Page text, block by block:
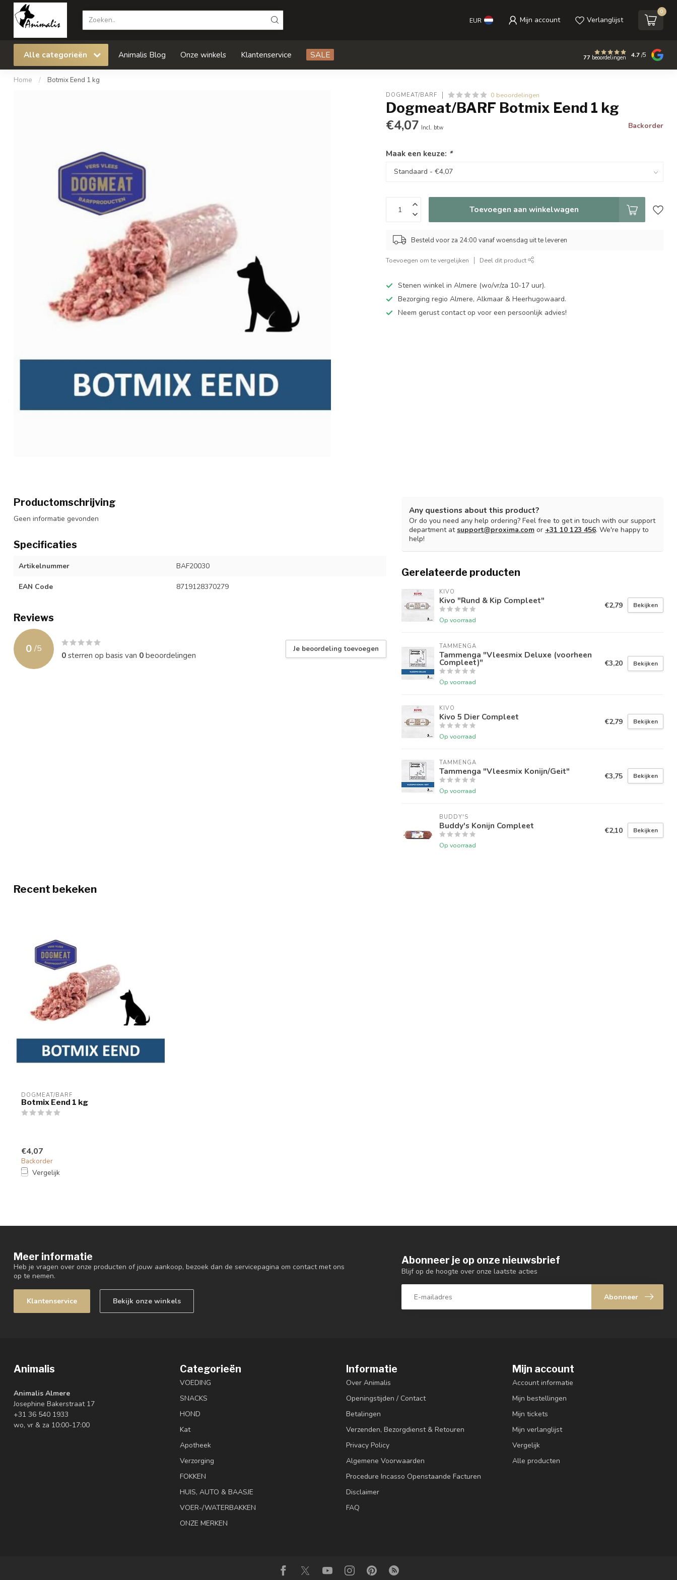
EUR Mijn account Verlanglijst
0
Alle categorieën Animalis Blog Onze winkels Klantenservice SALE 77 beoordelingen 4.7/5
Home / Botmix Eend 1 kg
DOGMEAT/BARF 0 beoordelingen
Dogmeat/BARF Botmix Eend 1 kg
€4,07 Incl. btw Backorder
Maak een keuze: *
Toevoegen aan winkelwagen
Besteld voor za 24:00 vanaf woensdag uit te leveren
Toevoegen om te vergelijken Deel dit product
Stenen winkel in Almere (wo/vr/za 10-17 uur).
Bezorging regio Almere, Alkmaar & Heerhugowaard.
Neem gerust contact op voor een persoonlijk advies!
Productomschrijving
Geen informatie gevonden
Specificaties
Artikelnummer BAF20030
EAN Code 8719128370279
Reviews
0 /5
0sterren op basis van 0beoordelingen
Je beoordeling toevoegen
Any questions about this product?
Or do you need any help ordering? Feel free to get in touch with our support
department atsupport@proxima.com or +31 10 123 456. We're happy to
help!
Gerelateerde producten
KIVO
Kivo "Rund & Kip Compleet"
Op voorraad
€2,79 Bekijken
TAMMENGA
Tammenga "Vleesmix Deluxe (voorheen
Compleet)"
Op voorraad
€3,20 Bekijken
KIVO
Kivo 5 Dier Compleet
Op voorraad
€2,79 Bekijken
TAMMENGA
Tammenga "Vleesmix Konijn/Geit"
Op voorraad
€3,75 Bekijken
BUDDY'S
Buddy's Konijn Compleet
Op voorraad
€2,10 Bekijken
Recent bekeken
DOGMEAT/BARF
Botmix Eend 1 kg
€4,07
Backorder
Vergelijk
Meer informatie
Heb je vragen over onze producten of jouw aankoop, bezoek dan de servicepagina om contact met ons
op te nemen.
Klantenservice Bekijk onze winkels
Abonneer je op onze nieuwsbrief
Blijf op de hoogte over onze laatste acties
Abonneer
Animalis
Animalis Almere
Josephine Bakerstraat 17
+31 36 540 1933
wo, vr & za 10:00-17:00
Categorieën
VOEDING
SNACKS
HOND
Kat
Apotheek
Verzorging
FOKKEN
HUIS, AUTO & BAASJE
VOER-/WATERBAKKEN
ONZE MERKEN
Informatie
Over Animalis
Openingstijden / Contact
Betalingen
Verzenden, Bezorgdienst & Retouren
Privacy Policy
Algemene Voorwaarden
Procedure Incasso Openstaande Facturen
Disclaimer
FAQ
Mijn account
Account informatie
Mijn bestellingen
Mijn tickets
Mijn verlanglijst
Vergelijk
Alle producten